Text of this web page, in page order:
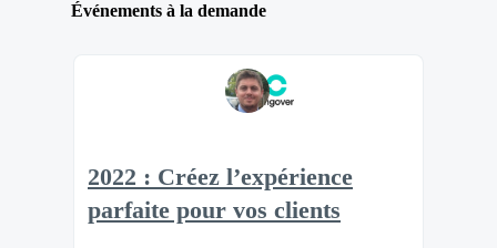
Événements à la demande
2022 : Créez l’expérience
parfaite pour vos clients